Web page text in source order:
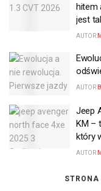
hitem
jest
AUTOR
AUTOR
Jeep
KM –
który
AUTOR